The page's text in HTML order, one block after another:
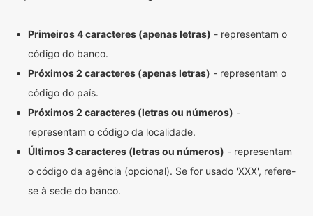
Primeiros 4 caracteres (apenas letras) - representam o
código do banco.
Próximos 2 caracteres (apenas letras) - representam o
código do país.
Próximos 2 caracteres (letras ou números) -
representam o código da localidade.
Últimos 3 caracteres (letras ou números) - representam
o código da agência (opcional). Se for usado 'XXX', refere-
se à sede do banco.